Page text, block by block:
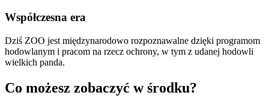
Współczesna era
Dziś ZOO jest międzynarodowo rozpoznawalne dzięki programom
hodowlanym i pracom na rzecz ochrony, w tym z udanej hodowli
wielkich panda.
Co możesz zobaczyć w środku?